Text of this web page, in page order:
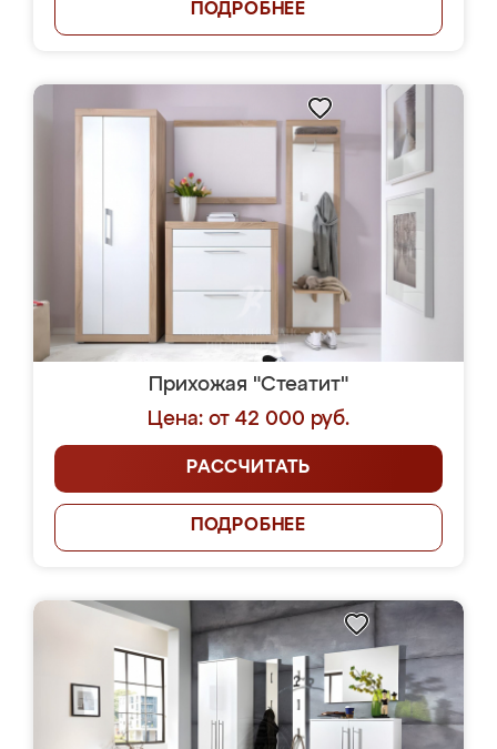
ПОДРОБНЕЕ
Прихожая "Стеатит"
Цена: от 42 000 руб.
РАССЧИТАТЬ
ПОДРОБНЕЕ